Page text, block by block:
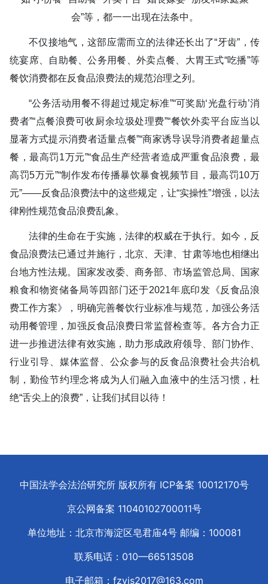
会”等，都一一出现在法条中。
不仅接地气，这部应需而立的法律还长出了“牙齿”，传
统宴席、自助餐、公务用餐、外卖点餐、大胃王式“吃播”等
餐饮消费都在反食品浪费法的规范治理之列。
“公务活动用餐不得超过规定标准”“可奖励‘光盘行动’消
费者”“点餐浪费可收厨余垃圾处理费”“餐饮外卖平台应当以
显著方式提示消费者适量点餐”“商家诱导误导消费者超量点
餐，最高罚1万元”“食品生产经营者造成严重食品浪费，最
高罚5万元”“制作发布传播暴饮暴食视频节目，最高罚10万
元”——反食品浪费法中的这些规定，让“实操性”增强，以法
律刚性规范食品浪费乱象。
法律的生命在于实施，法律的权威在于执行。如今，反
食品浪费法已通过并施行，北京、天津、甘肃等地也相继出
台地方性法规。国家发改委、商务部、市场监管总局、国家
粮食和物资储备局等四部门还于2021年底印发《反食品浪
费工作方案》，明确完善餐饮行业标准与规范，加强公务活
动用餐管理，加强反食品浪费日常监督检查等。各方合力正
进一步推进法律有效实施，助力形成政府领导、部门协作、
行业引导、媒体监督、公众参与的反食品浪费社会共治机
制，勤俭节约理念将成为人们融入血液中的生活习惯，杜
绝“舌尖上的浪费”，让我们拭目以待！
中国法学会法治研究所 版权所有 ICP备案 10012170号
京公网备案 11040102700011号
单位地址：北京市海淀区皂君庙4号 邮编：100081
联系电话：010—66513508
电子邮箱：fzyjs2017@163.com